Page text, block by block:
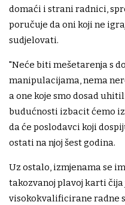
domaći i strani radnici,
poručuje da oni koji ne
sudjelovati.
"Neće biti mešetarenja s
manipulacijama, nema
a one koje smo dosad
budućnosti izbacit ćemo iz
da će poslodavci koji
ostati na njoj šest godina.
Uz ostalo, izmjenama se
takozvanoj plavoj karti
visokokvalificirane radne